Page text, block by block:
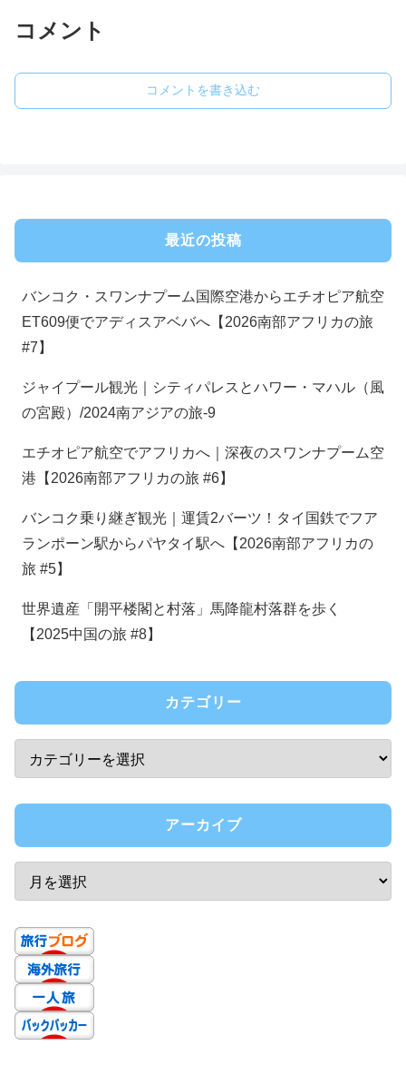
コメント
コメントを書き込む
最近の投稿
バンコク・スワンナプーム国際空港からエチオピア航空
ET609便でアディスアベバへ【2026南部アフリカの旅
#7】
ジャイプール観光｜シティパレスとハワー・マハル（風
の宮殿）/2024南アジアの旅-9
エチオピア航空でアフリカへ｜深夜のスワンナプーム空
港【2026南部アフリカの旅 #6】
バンコク乗り継ぎ観光｜運賃2バーツ！タイ国鉄でフア
ランポーン駅からパヤタイ駅へ【2026南部アフリカの
旅 #5】
世界遺産「開平楼閣と村落」馬降龍村落群を歩く
【2025中国の旅 #8】
カテゴリー
アーカイブ